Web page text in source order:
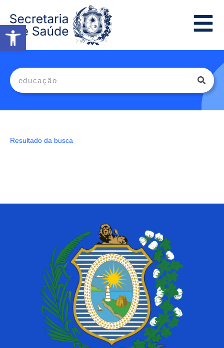
Abrir a barra de ferramentas
Resultado da busca